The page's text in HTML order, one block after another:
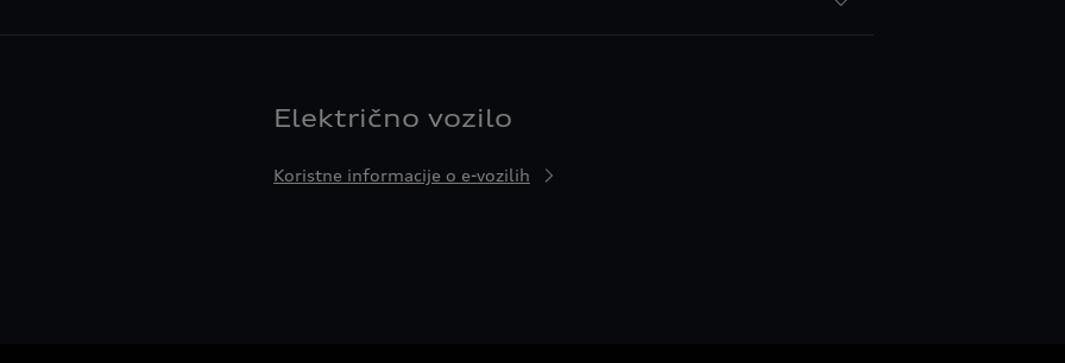
Električno vozilo
Koristne informacije o e-vozilih